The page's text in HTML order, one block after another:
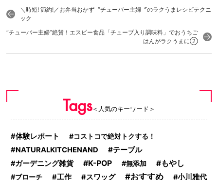
＼時短! 節約!／お弁当おかず〝チューバー主婦〞のラクうまレシピテクニ
ック
“チューバー主婦”絶賛！エスビー食品「チューブ入り調味料」でおうちご
はんがラクうまに②
Tags＜人気のキーワード＞
体験レポート コストコで絶対トクする！
NATURALKITCHENAND テーブル
ガーデニング雑貨 K-POP 無添加 もやし
ブローチ 工作 スワッグ おすすめ 小川雅代